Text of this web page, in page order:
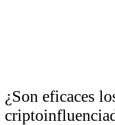
¿Son eficaces